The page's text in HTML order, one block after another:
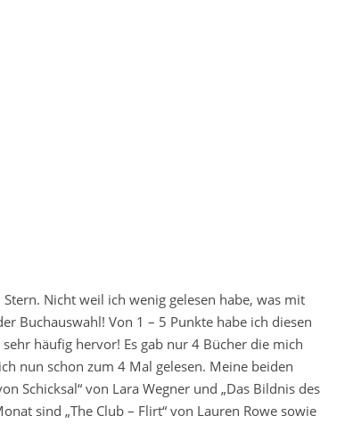
Nicht weil ich wenig gelesen habe, was mit
Buchauswahl! Von 1 – 5 Punkte habe ich diesen
häufig hervor! Es gab nur 4 Bücher die mich
nun schon zum 4 Mal gelesen. Meine beiden
Schicksal“ von Lara Wegner und „Das Bildnis des
sind „The Club – Flirt“ von Lauren Rowe sowie